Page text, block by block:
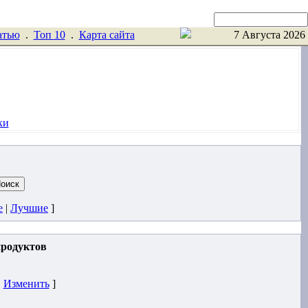
. Toп 10. Карта сайта 7 Августа 2026
| Лучшие ]
Изменить]